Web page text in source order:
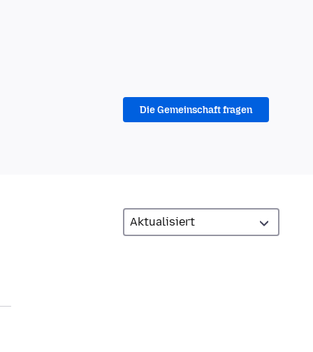
Die Gemeinschaft fragen